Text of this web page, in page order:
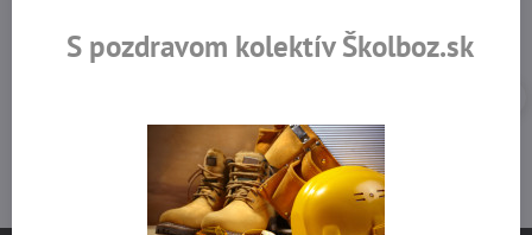
S pozdravom kolektív Školboz.sk